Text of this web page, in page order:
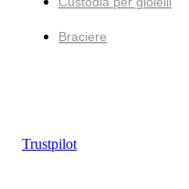
Braciere
Trustpilot